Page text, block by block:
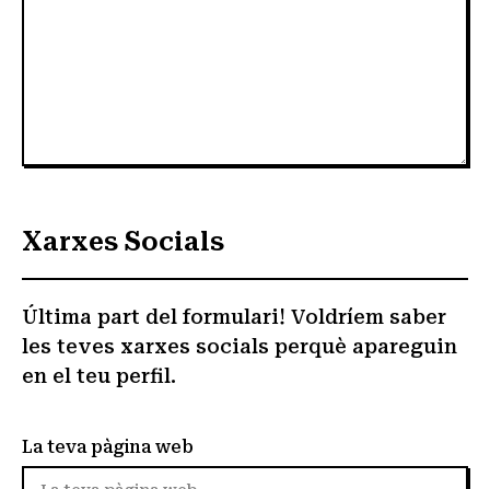
Xarxes Socials
Última part del formulari! Voldríem saber
les teves xarxes socials perquè apareguin
en el teu perfil.
La teva pàgina web